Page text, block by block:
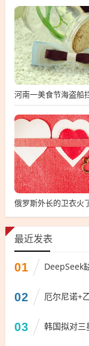
河南一美食节海盗船
俄罗斯外长的卫衣火
最近发表
01 DeepSeek
02 厄尔尼诺+
03 韩国拟对三